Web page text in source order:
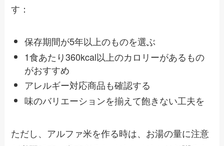
す：
保存期間が5年以上のものを選ぶ
1食あたり360kcal以上のカロリーがあるもの
がおすすめ
アレルギー対応商品も確認する
味のバリエーションを揃えて飽きない工夫を
ただし、アルファ米を作る時は、お湯の量に注意